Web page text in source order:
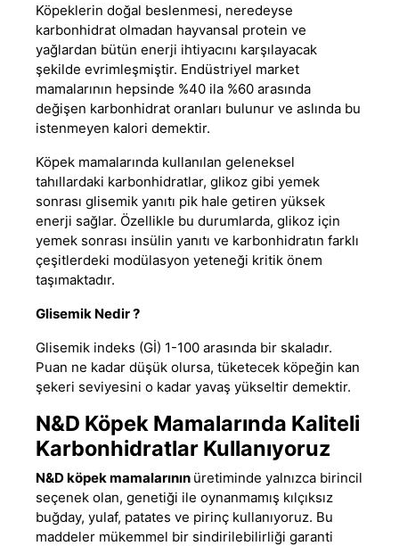
Köpeklerin doğal beslenmesi, neredeyse
karbonhidrat olmadan hayvansal protein ve
yağlardan bütün enerji ihtiyacını karşılayacak
şekilde evrimleşmiştir. Endüstriyel market
mamalarının hepsinde %40 ila %60 arasında
değişen karbonhidrat oranları bulunur ve aslında bu
istenmeyen kalori demektir.
Köpek mamalarında kullanılan geleneksel
tahıllardaki karbonhidratlar, glikoz gibi yemek
sonrası glisemik yanıtı pik hale getiren yüksek
enerji sağlar. Özellikle bu durumlarda, glikoz için
yemek sonrası insülin yanıtı ve karbonhidratın farklı
çeşitlerdeki modülasyon yeteneği kritik önem
taşımaktadır.
Glisemik Nedir ?
Glisemik indeks (Gİ) 1-100 arasında bir skaladır.
Puan ne kadar düşük olursa, tüketecek köpeğin kan
şekeri seviyesini o kadar yavaş yükseltir demektir.
N&D Köpek Mamalarında Kaliteli
Karbonhidratlar Kullanıyoruz
N&D köpek mamalarının üretiminde yalnızca birincil
seçenek olan, genetiği ile oynanmamış kılçıksız
buğday, yulaf, patates ve pirinç kullanıyoruz. Bu
maddeler mükemmel bir sindirilebilirliği garanti